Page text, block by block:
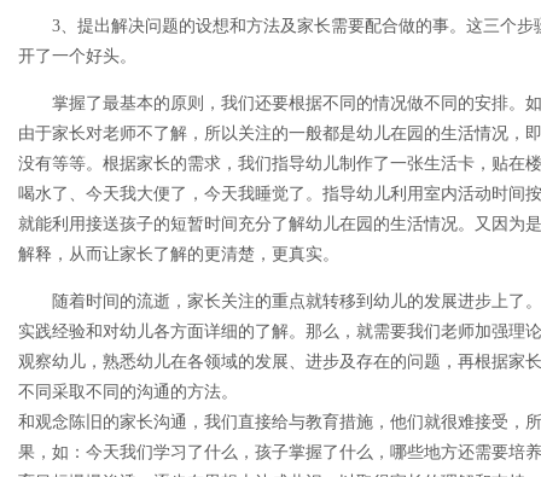
3、提出解决问题的设想和方法及家长需要配合做的事。这三个
开了一个好头。
掌握了最基本的原则，我们还要根据不同的情况做不同的安排。
由于家长对老师不了解，所以关注的一般都是幼儿在园的生活情况，
没有等等。根据家长的需求，我们指导幼儿制作了一张生活卡，贴在
喝水了、今天我大便了，今天我睡觉了。指导幼儿利用室内活动时间
就能利用接送孩子的短暂时间充分了解幼儿在园的生活情况。又因为
解释，从而让家长了解的更清楚，更真实。
随着时间的流逝，家长关注的重点就转移到幼儿的发展进步上了
实践经验和对幼儿各方面详细的了解。那么，就需要我们老师加强理
观察幼儿，熟悉幼儿在各领域的发展、进步及存在的问题，再根据家
不同采取不同的沟通的方法。
和观念陈旧的家长沟通，我们直接给与教育措施，他们就很难接受，
果，如：今天我们学习了什么，孩子掌握了什么，哪些地方还需要培